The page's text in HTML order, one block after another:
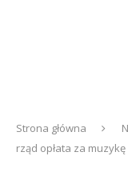
Strona główna
rząd opłata za